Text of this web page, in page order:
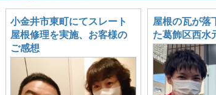
小金井市東町にてスレート
屋根修理を実施、お客様の
ご感想
屋根の瓦が落
た葛飾区西水